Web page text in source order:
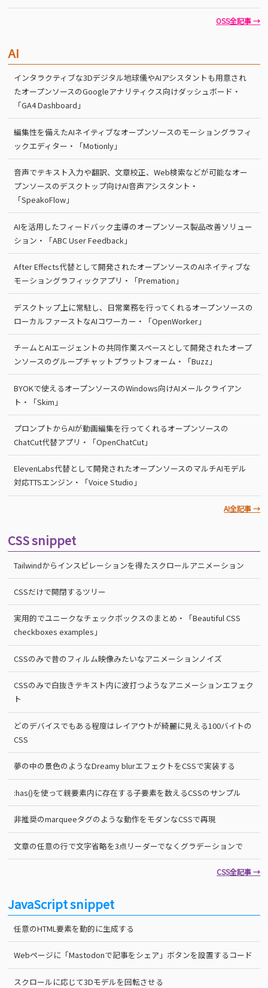
OSS全記事 →
AI
インタラクティブな3Dデジタル地球儀やAIアシスタントも用意され
たオープンソースのGoogleアナリティクス向けダッシュボード・
「GA4 Dashboard」
編集性を備えたAIネイティブなオープンソースのモーショングラフィ
ックエディター・「Motionly」
音声でテキスト入力や翻訳、文章校正、Web検索などが可能なオー
プンソースのデスクトップ向けAI音声アシスタント・
「SpeakoFlow」
AIを活用したフィードバック主導のオープンソース製品改善ソリュー
ション・「ABC User Feedback」
After Effects代替として開発されたオープンソースのAIネイティブな
モーショングラフィックアプリ・「Premation」
デスクトップ上に常駐し、日常業務を行ってくれるオープンソースの
ローカルファーストなAIコワーカー・「OpenWorker」
チームとAIエージェントの共同作業スペースとして開発されたオープ
ンソースのグループチャットプラットフォーム・「Buzz」
BYOKで使えるオープンソースのWindows向けAIメールクライアン
ト・「Skim」
プロンプトからAIが動画編集を行ってくれるオープンソースの
ChatCut代替アプリ・「OpenChatCut」
ElevenLabs代替として開発されたオープンソースのマルチAIモデル
対応TTSエンジン・「Voice Studio」
AI全記事 →
CSS snippet
Tailwindからインスピレーションを得たスクロールアニメーション
CSSだけで開閉するツリー
実用的でユニークなチェックボックスのまとめ・「Beautiful CSS
checkboxes examples」
CSSのみで昔のフィルム映像みたいなアニメーションノイズ
CSSのみで白抜きテキスト内に波打つようなアニメーションエフェク
ト
どのデバイスでもある程度はレイアウトが綺麗に見える100バイトの
CSS
夢の中の景色のようなDreamy blurエフェクトをCSSで実装する
:has()を使って親要素内に存在する子要素を数えるCSSのサンプル
非推奨のmarqueeタグのような動作をモダンなCSSで再現
文章の任意の行で文字省略を3点リーダーでなくグラデーションで
CSS全記事 →
JavaScript snippet
任意のHTML要素を動的に生成する
Webページに「Mastodonで記事をシェア」ボタンを設置するコード
スクロールに応じて3Dモデルを回転させる